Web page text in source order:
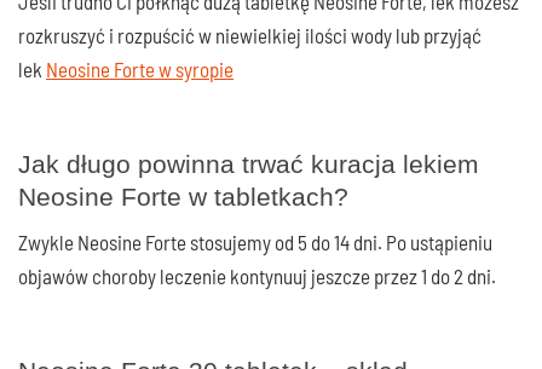
rozkruszyć i rozpuścić w niewielkiej ilości wody lub przyjąć
lek Neosine Forte w syropie
Jak długo powinna trwać kuracja lekiem
Neosine Forte w tabletkach?
Zwykle Neosine Forte stosujemy od 5 do 14 dni. Po ustąpieniu
objawów choroby leczenie kontynuuj jeszcze przez 1 do 2 dni.